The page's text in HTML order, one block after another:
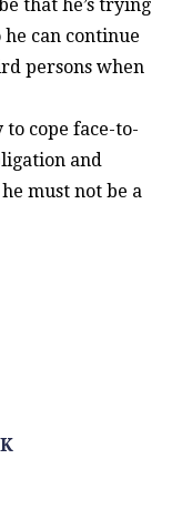
that he’s trying
he can continue
persons when
cope face-to-
and
must not be a